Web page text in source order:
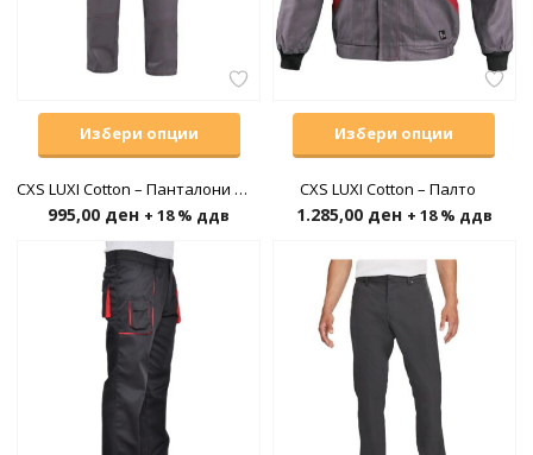
Избери опции
CXS LUXI Cotton – Панталони до појас
995,00 ден + 18 % ддв
Избери опции
CXS LUXI Cotton – Палто
1.285,00 ден + 18 % ддв